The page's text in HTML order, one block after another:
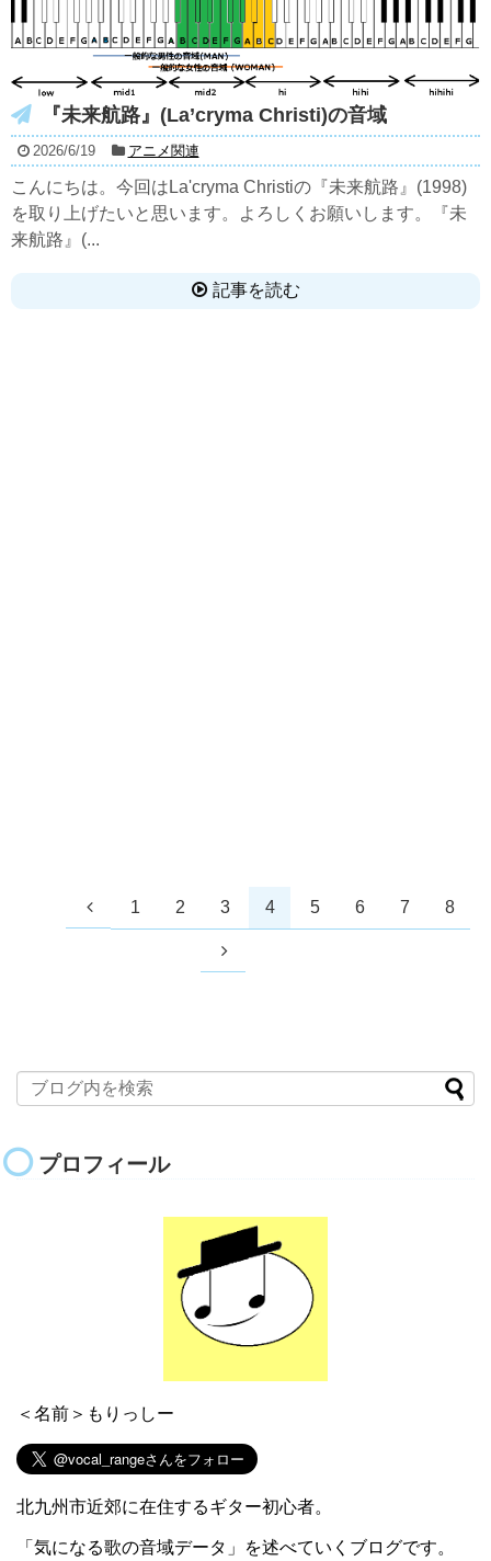
『未来航路』(La’cryma Christi)の音域
2026/6/19 アニメ関連
こんにちは。今回はLa'cryma Christiの『未来航路』(1998)
を取り上げたいと思います。よろしくお願いします。『未
来航路』(...
記事を読む
1 2 3 4 5 6 7 8
プロフィール
＜名前＞もりっしー
北九州市近郊に在住するギター初心者。
「気になる歌の音域データ」を述べていくブログです。